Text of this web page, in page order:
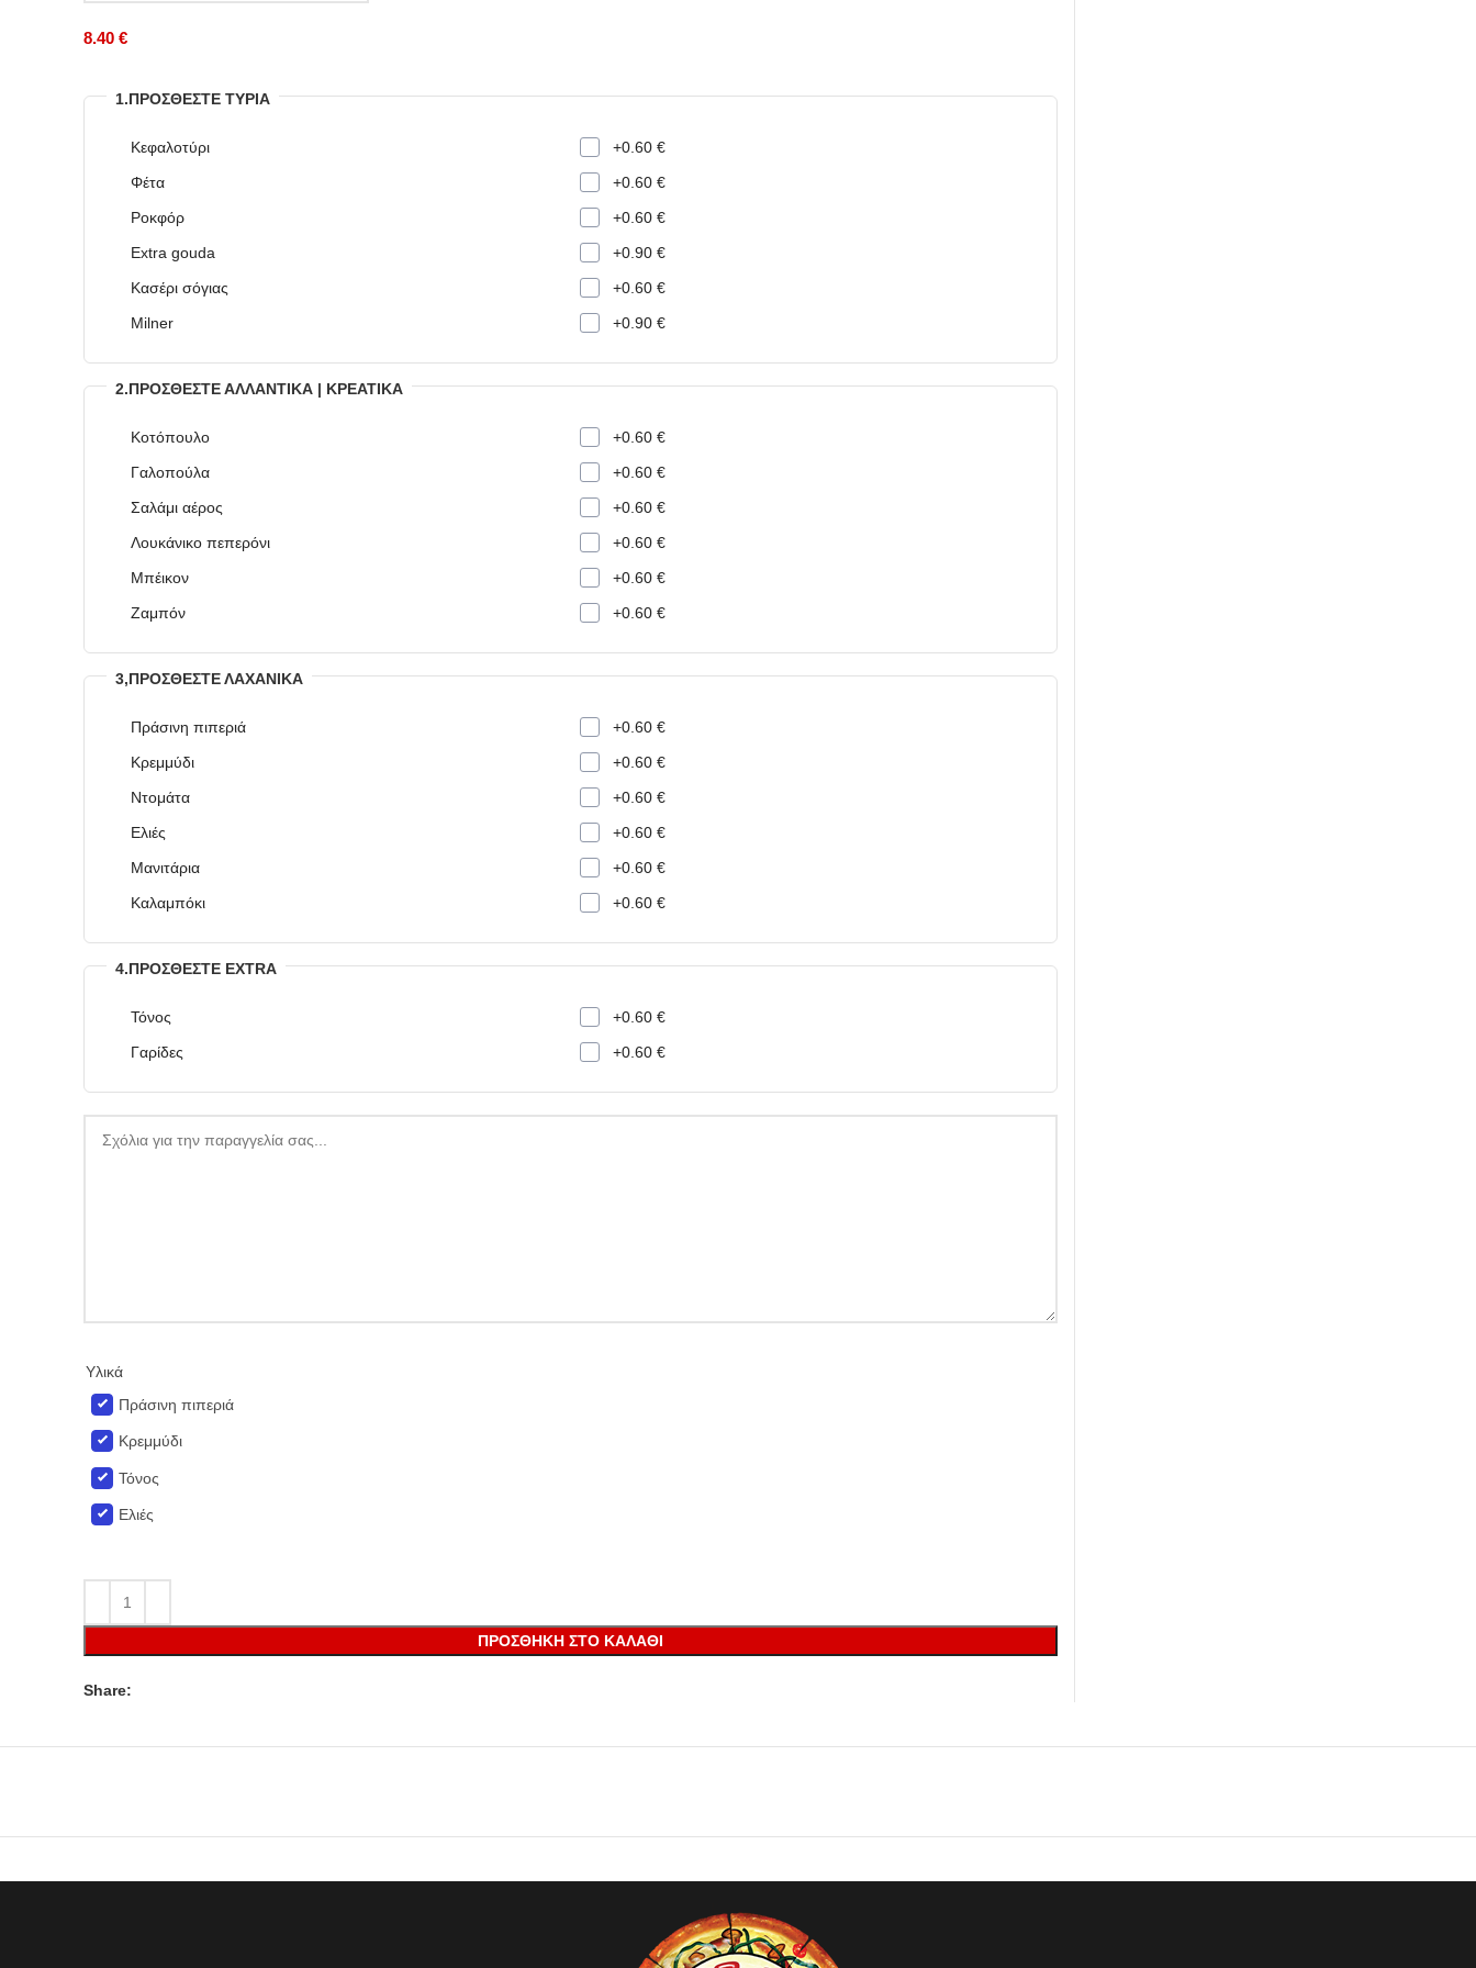
8.40 €
1.ΠΡΟΣΘΈΣΤΕ ΤΥΡΙΆ
Κεφαλοτύρι
+0.60 €
Φέτα
+0.60 €
Ροκφόρ
+0.60 €
Extra gouda
+0.90 €
Κασέρι σόγιας
+0.60 €
Milner
+0.90 €
2.ΠΡΟΣΘΈΣΤΕ ΑΛΛΑΝΤΙΚΆ | ΚΡΕΑΤΙΚΆ
Κοτόπουλο
+0.60 €
Γαλοπούλα
+0.60 €
Σαλάμι αέρος
+0.60 €
Λουκάνικο πεπερόνι
+0.60 €
Μπέικον
+0.60 €
Ζαμπόν
+0.60 €
3,ΠΡΟΣΘΈΣΤΕ ΛΑΧΑΝΙΚΆ
Πράσινη πιπεριά
+0.60 €
Κρεμμύδι
+0.60 €
Ντομάτα
+0.60 €
Ελιές
+0.60 €
Μανιτάρια
+0.60 €
Καλαμπόκι
+0.60 €
4.ΠΡΟΣΘΈΣΤΕ EXTRA
Τόνος
+0.60 €
Γαρίδες
+0.60 €
Υλικά
Πράσινη πιπεριά
Κρεμμύδι
Τόνος
Ελιές
ΠΡΟΣΘΉΚΗ ΣΤΟ ΚΑΛΆΘΙ
Share: